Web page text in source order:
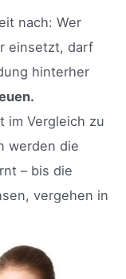
nach: Wer
einsetzt, darf
hinterher
im Vergleich zu
werden die
– bis die
vergehen in